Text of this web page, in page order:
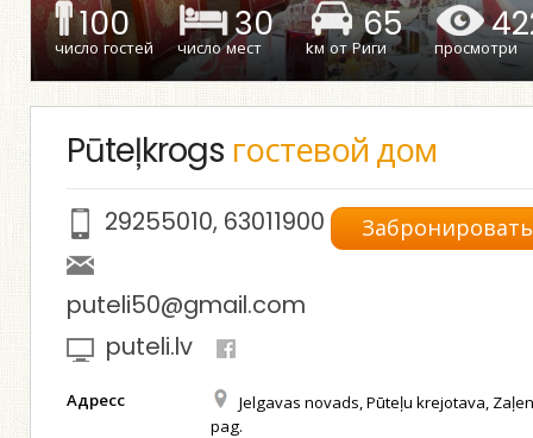
100
число гостей
30
число мест
65
kм от Риги просмотри
Pūteļkrogs гостевой дом
Забронировать
29255010, 63011900
puteli50@gmail.com
puteli.lv
Адресс
Jelgavas novads, Pūteļu krejotava,
pag.